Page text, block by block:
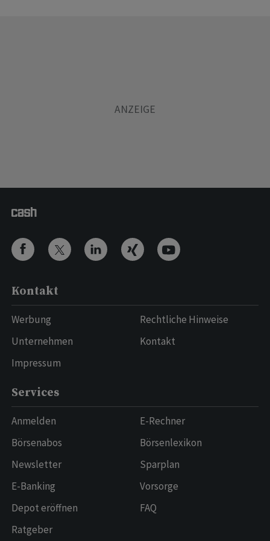
Kontakt
Werbung
Unternehmen
Impressum
Rechtliche Hinweise
Kontakt
Services
Anmelden
Börsenabos
Newsletter
E-Banking
Depot eröffnen
Ratgeber
E-Rechner
Börsenlexikon
Sparplan
Vorsorge
FAQ